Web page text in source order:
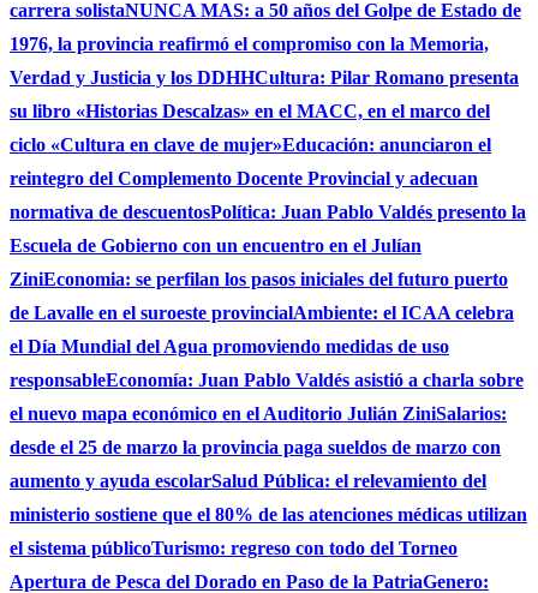
carrera solistaNUNCA MAS: a 50 años del Golpe de Estado de
1976, la provincia reafirmó el compromiso con la Memoria,
Verdad y Justicia y los DDHHCultura: Pilar Romano presenta
su libro «Historias Descalzas» en el MACC, en el marco del
ciclo «Cultura en clave de mujer»Educación: anunciaron el
reintegro del Complemento Docente Provincial y adecuan
normativa de descuentosPolítica: Juan Pablo Valdés presento la
Escuela de Gobierno con un encuentro en el Julían
ZiniEconomia: se perfilan los pasos iniciales del futuro puerto
de Lavalle en el suroeste provincialAmbiente: el ICAA celebra
el Día Mundial del Agua promoviendo medidas de uso
responsableEconomía: Juan Pablo Valdés asistió a charla sobre
el nuevo mapa económico en el Auditorio Julián ZiniSalarios:
desde el 25 de marzo la provincia paga sueldos de marzo con
aumento y ayuda escolarSalud Pública: el relevamiento del
ministerio sostiene que el 80% de las atenciones médicas utilizan
el sistema públicoTurismo: regreso con todo del Torneo
Apertura de Pesca del Dorado en Paso de la PatriaGenero: